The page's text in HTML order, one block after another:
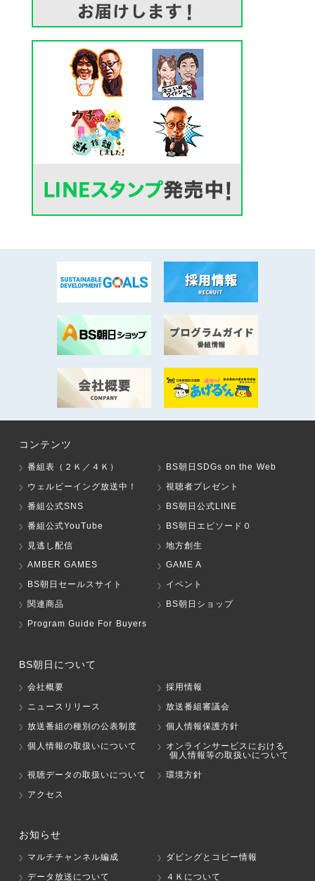
コンテンツ
番組表（２Ｋ／４Ｋ）
BS朝日SDGs on the Web
ウェルビーイング放送中！
視聴者プレゼント
番組公式SNS
BS朝日公式LINE
番組公式YouTube
BS朝日エピソード０
見逃し配信
地方創生
AMBER GAMES
GAME A
BS朝日セールスサイト
イベント
関連商品
BS朝日ショップ
Program Guide For Buyers
BS朝日について
会社概要
採用情報
ニュースリリース
放送番組審議会
放送番組の種別の公表制度
個人情報保護方針
個人情報の取扱いについて
オンラインサービスにおける
個人情報等の取扱いについて
視聴データの取扱いについて
環境方針
アクセス
お知らせ
マルチチャンネル編成
ダビングとコピー情報
データ放送について
４Ｋについて